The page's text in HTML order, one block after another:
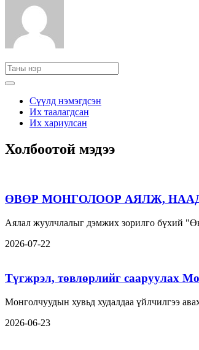
Сүүлд нэмэгдсэн
Их таалагдсан
Их хариулсан
Холбоотой мэдээ
ӨВӨР МОНГОЛООР АЯЛЖ,
Аялал жуулчлалыг дэмжих зорилго бүхий
2026-07-22
Түгжрэл, төвлөрлийг сааруулах
Монголчуудын хувьд худалдаа үйлчилгээ
2026-06-23